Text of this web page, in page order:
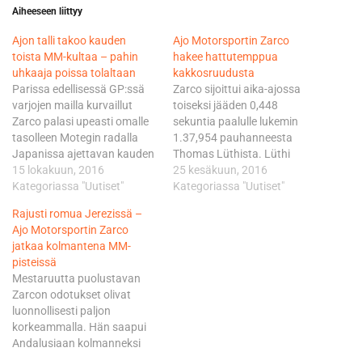
Aiheeseen liittyy
Ajon talli takoo kauden
toista MM-kultaa – pahin
uhkaaja poissa tolaltaan
Parissa edellisessä GP:ssä
varjojen mailla kurvaillut
Zarco palasi upeasti omalle
tasolleen Motegin radalla
Japanissa ajettavan kauden
neljänneksi viimeisen
osakilpailun aika-ajossa.
12. ja meneillään olevan
kauden viidennen
paalupaikkansa Motegin
Twin Ring-radan uudella
ennätysajalla 1.49,961.
Zarco johtaa sarjaa yhdellä
pisteellä Alex Rinsiin, joka
joutui tyytymään aika-ajossa
hänellä vaatimattomaan 22.
15 lokakuun, 2016
Kategoriassa "Uutiset"
Ajo Motorsportin Zarco
hakee hattutemppua
kakkosruudusta
Zarco sijoittui aika-ajossa
toiseksi jääden 0,448
sekuntia paalulle lukemin
1.37,954 pauhanneesta
Thomas Lüthista. Lüthi
testasi vielä viikolla KTM:n
MotoGP-luokan pyörää Mika
25 kesäkuun, 2016
Kategoriassa "Uutiset"
Rajusti romua Jerezissä –
Ajo Motorsportin Zarco
jatkaa kolmantena MM-
pisteissä
Mestaruutta puolustavan
Zarcon odotukset olivat
luonnollisesti paljon
korkeammalla. Hän saapui
Andalusiaan kolmanneksi